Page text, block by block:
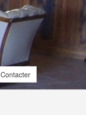
Contacter